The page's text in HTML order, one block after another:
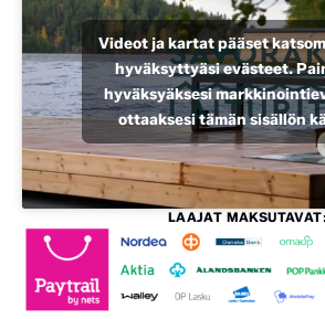
Videot ja kartat pääset
hyväksyttyäsi evästeet.
hyväksyäksesi
ottaaksesi tämän sisällön
LAAJAT MAKSUTAVAT: